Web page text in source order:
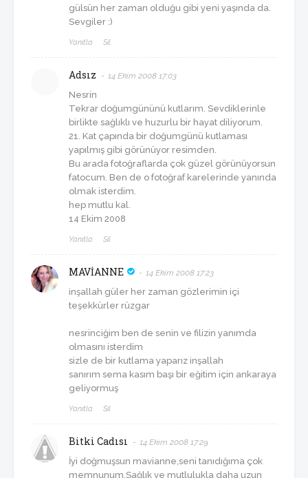
gülsün her zaman olduğu gibi yeni yaşında da.
Sevgiler :)
Yanıtla Sil
Adsız 14 Ekim 2008 17:03
Nesrin
Tekrar doğumgününü kutlarım. Sevdiklerinle
birlikte sağlıklı ve huzurlu bir hayat diliyorum.
21. Kat çapında bir doğumgünü kutlaması
yapılmış gibi görünüyor resimden.
Bu arada fotoğraflarda çok güzel görünüyorsun
fatocum. Ben de o fotoğraf karelerinde yanında
olmak isterdim.
hep mutlu kal.
14 Ekim 2008
Yanıtla Sil
MAVİANNE 14 Ekim 2008 17:23
inşallah güler her zaman gözlerimin içi
teşekkürler rüzgar
nesrinciğim ben de senin ve filizin yanımda
olmasını isterdim
sizle de bir kutlama yaparız inşallah
sanırım sema kasım başı bir eğitim için ankaraya
geliyormuş
Yanıtla Sil
Bitki Cadısı 14 Ekim 2008 17:29
İyi doğmuşsun mavianne,seni tanıdığıma çok
memnunum.Sağlık ve mutlulukla daha uzun